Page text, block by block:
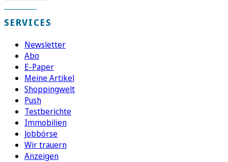
SERVICES
Newsletter
Abo
E-Paper
Meine Artikel
Shoppingwelt
Push
Testberichte
Immobilien
Jobbörse
Wir trauern
Anzeigen